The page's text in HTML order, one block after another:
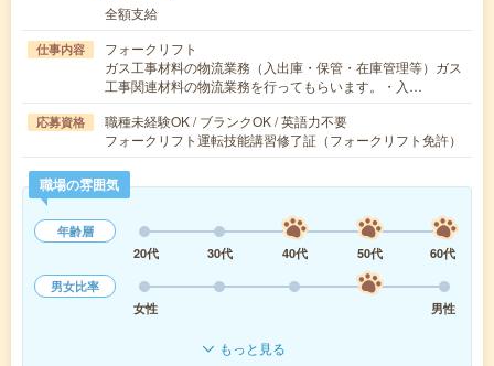
全額支給
仕事内容
フォークリフト
ガス工事材料の物流業務（入出庫・保管・在庫管理等）ガス
工事関連材料の物流業務を行ってもらいます。・入…
応募資格
職種未経験OK / ブランクOK / 英語力不要
フォークリフト運転技能講習修了証（フォークリフト免許）
職場の雰囲気
年齢層
20代
30代 40代 50代
60代
男女比率
女性
男性
もっと見る